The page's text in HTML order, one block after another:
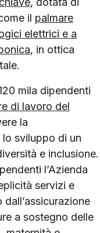
il palmare
elettrici e a
, in ottica
mila dipendenti
di lavoro del
la
sviluppo di un
e inclusione.
l’Azienda
servizi e
dall’assicurazione
a sostegno delle